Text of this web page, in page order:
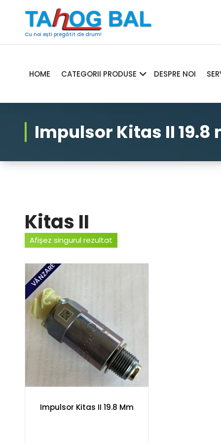
Cu noi ești pregătit de drum!
HOME CATEGORII PRODUSE DESPRE NOI
Impulsor Kitas II 19.8
Kitas II
Afișez singurul rezultat
VÂNZARE
Impulsor Kitas II 19.8 Mm